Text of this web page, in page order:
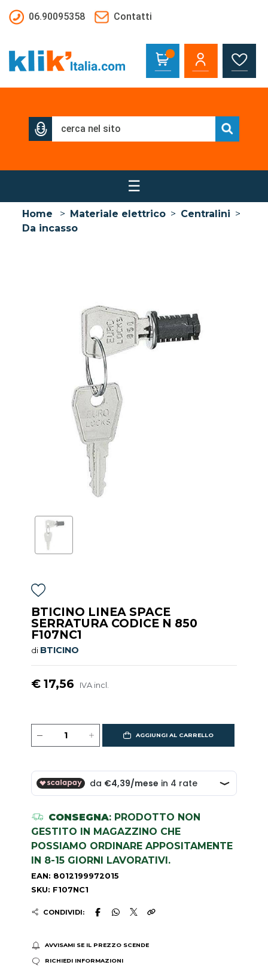
06.90095358
Contatti
☰
Home > Materiale elettrico > Centralini >
Da incasso
BTICINO LINEA SPACE
SERRATURA CODICE N 850
F107NC1
di BTICINO
€ 17,56 IVA incl.
AGGIUNGI AL CARRELLO
CONSEGNA: PRODOTTO NON
GESTITO IN MAGAZZINO CHE
POSSIAMO ORDINARE APPOSITAMENTE
IN 8-15 GIORNI LAVORATIVI.
EAN: 8012199972015
SKU: F107NC1
CONDIVIDI:
AVVISAMI SE IL PREZZO SCENDE
RICHIEDI INFORMAZIONI